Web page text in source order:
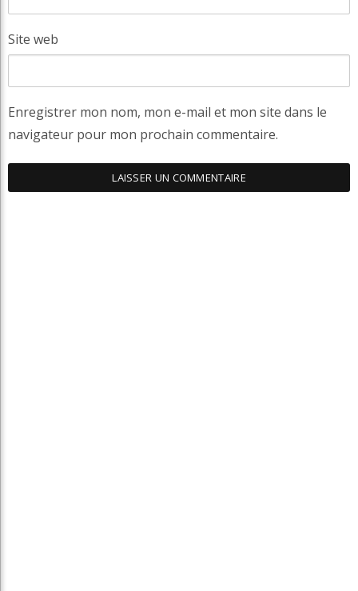
Site web
Enregistrer mon nom, mon e-mail et mon site dans le
navigateur pour mon prochain commentaire.